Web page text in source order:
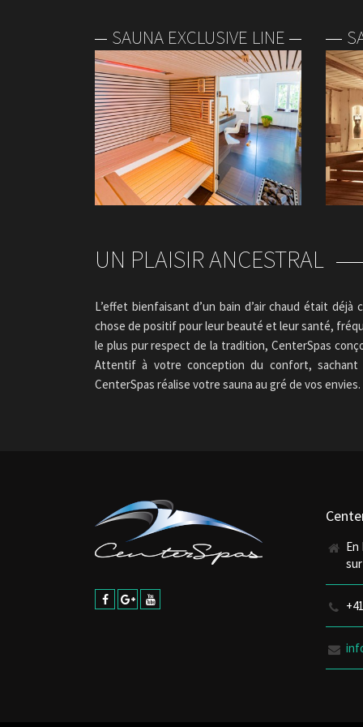
SAUNA EXCLUSIVE LINE
UN PLAISIR ANCESTRAL
L’effet bienfaisant d’un bain d’air chaud était
chose de positif pour leur beauté et leur santé,
le plus pur respect de la tradition, CenterSpas
Attentif à votre conception du confort,
CenterSpas réalise votre sauna au gré de vos envies.
En